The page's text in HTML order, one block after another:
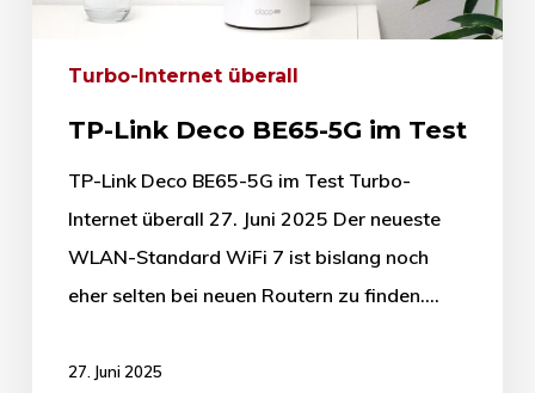
Turbo-Internet überall
TP-Link Deco BE65-5G im Test
TP-Link Deco BE65-5G im Test Turbo-
Internet überall 27. Juni 2025 Der neueste
WLAN-Standard WiFi 7 ist bislang noch
eher selten bei neuen Routern zu finden.…
27. Juni 2025